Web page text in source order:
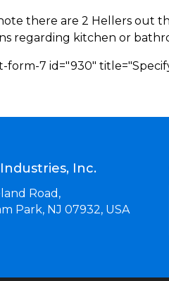
there are 2 Hellers out
regarding kitchen or
form-7 id="930"
Inc.
Road,
Park, NJ 07932, USA